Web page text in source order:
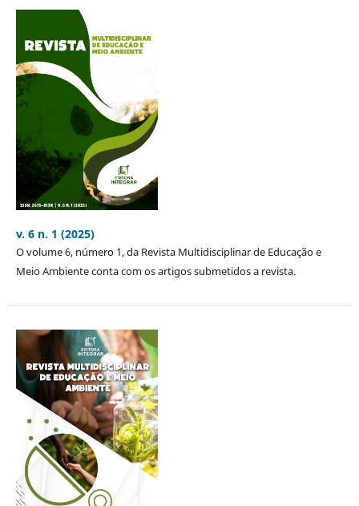
v. 6 n. 1 (2025)
O volume 6, número 1, da Revista Multidisciplinar de Educação e
Meio Ambiente conta com os artigos submetidos a revista.